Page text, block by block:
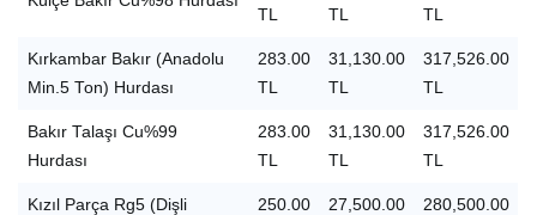
TL
TL
TL
Kırkambar Bakır (Anadolu
Min.5 Ton) Hurdası
283.00
TL
31,130.00
TL
317,526.00
TL
Bakır Talaşı Cu%99
Hurdası
283.00
TL
31,130.00
TL
317,526.00
TL
Kızıl Parça Rg5 (Dişli
250.00
27,500.00
280,500.00